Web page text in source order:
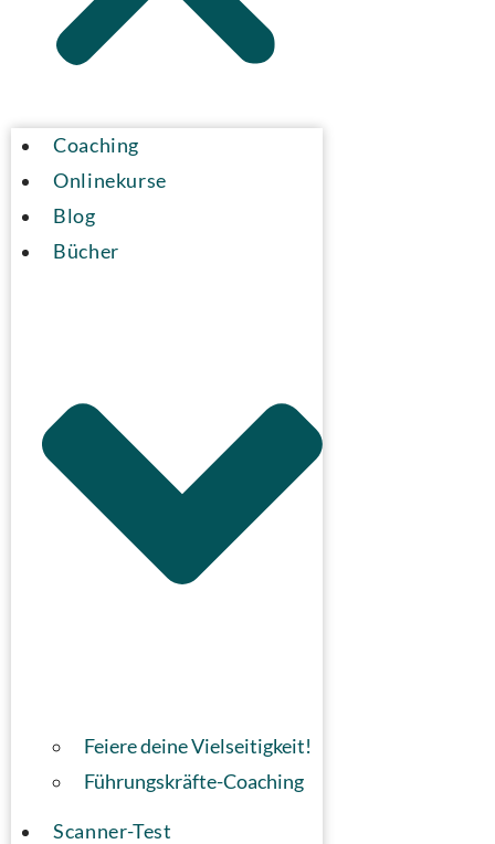
Coaching
Onlinekurse
Blog
Bücher
Feiere deine Vielseitigkeit!
Führungskräfte-Coaching
Scanner-Test